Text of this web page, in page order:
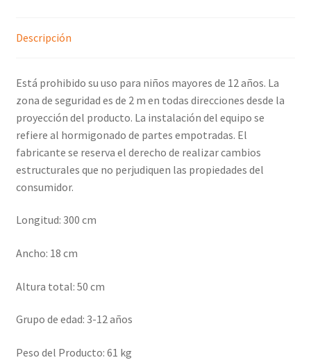
Descripción
Está prohibido su uso para niños mayores de 12 años. La
zona de seguridad es de 2 m en todas direcciones desde la
proyección del producto. La instalación del equipo se
refiere al hormigonado de partes empotradas. El
fabricante se reserva el derecho de realizar cambios
estructurales que no perjudiquen las propiedades del
consumidor.
Longitud: 300 cm
Ancho: 18 cm
Altura total: 50 cm
Grupo de edad: 3-12 años
Peso del Producto: 61 kg